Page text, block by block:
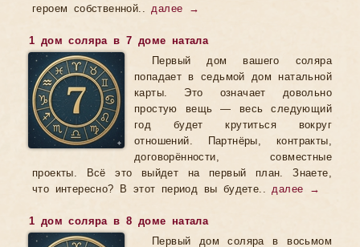
героем собственной..далее →
1 дом соляра в 7 доме натала
Первый дом вашего соляра
попадает в седьмой дом натальной
карты. Это означает довольно
простую вещь — весь следующий
год будет крутиться вокруг
отношений. Партнёры, контракты,
договорённости, совместные
проекты. Всё это выйдет на первый план. Знаете,
что интересно? В этот период вы будете..далее →
1 дом соляра в 8 доме натала
Первый дом соляра в восьмом